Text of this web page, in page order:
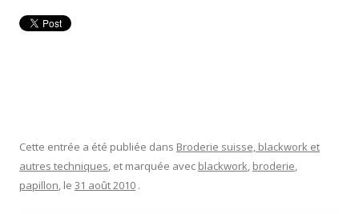
Cette entrée a été publiée dans Broderie suisse, blackwork et
autres techniques, et marquée avec blackwork, broderie,
papillon, le 31 août 2010 .